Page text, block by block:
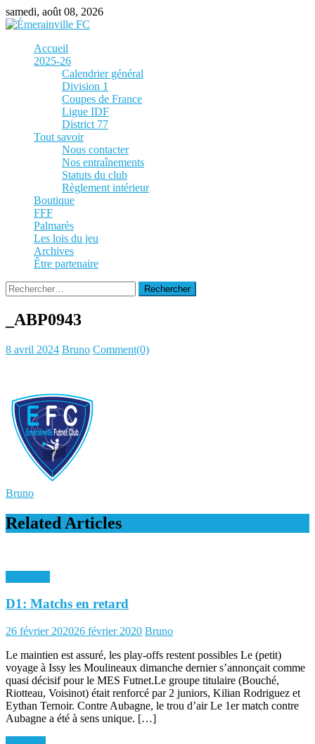
Skip
to
samedi, août 08, 2026
Accueil
2025-26
Calendrier général
Division 1
Coupes de France
Ligue IDF
District 77
Tout savoir
Nous contacter
Nos entraînements
Statuts du club
Règlement intérieur
Boutique
FFF
Palmarès
Les lois du jeu
Archives
Être partenaire
Rechercher :
_ABP0943
Posted
8 avril 2024 Author
Bruno Comment(0)
Bruno
Related Articles
D1: Matchs en retard
Posted
26 février 202026 février 2020 Author
Bruno
Le maintien est assuré, les play-offs restent possibles Le (petit)
voyage à Issy les Moulineaux dimanche dernier s’annonçait comme
quasi décisif pour le MES Futnet.Le groupe titulaire (Bouché,
Riotteau, Voisinot) était renforcé par 2 juniors, Kilian Rodriguez et
Eythan Ternoir. Contre Aubagne, le trou d’air Le 1er match contre
Aubagne a été à sens unique. […]